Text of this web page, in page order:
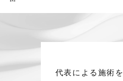
代表による施術を